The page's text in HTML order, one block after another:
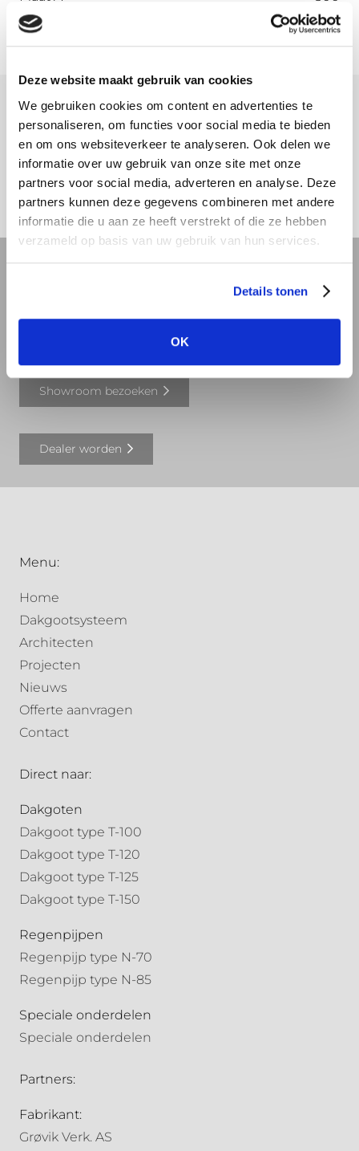
Deze website maakt gebruik van cookies
We gebruiken cookies om content en advertenties te
personaliseren, om functies voor social media te bieden
en om ons websiteverkeer te analyseren. Ook delen we
informatie over uw gebruik van onze site met onze
partners voor social media, adverteren en analyse. Deze
partners kunnen deze gegevens combineren met andere
informatie die u aan ze heeft verstrekt of die ze hebben
verzameld op basis van uw gebruik van hun services.
Details tonen
OK
Meer informatie
Download hier onze montagehandleiding
Showroom bezoeken
Dealer worden
Menu:
Home
Dakgootsysteem
Architecten
Projecten
Nieuws
Offerte aanvragen
Contact
Direct naar:
Dakgoten
Dakgoot type T-100
Dakgoot type T-120
Dakgoot type T-125
Dakgoot type T-150
Regenpijpen
Regenpijp type N-70
Regenpijp type N-85
Speciale onderdelen
Speciale onderdelen
Partners:
Fabrikant:
Grøvik Verk. AS